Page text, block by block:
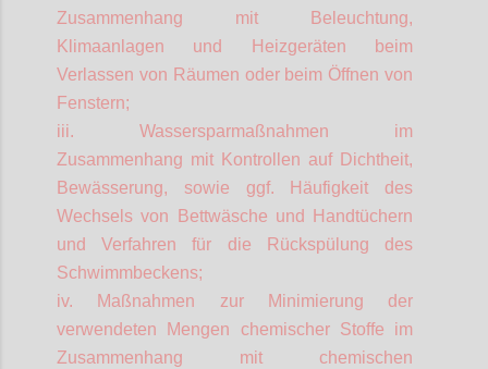
Zusammenhang mit Beleuchtung,
Klimaanlagen und Heizgeräten beim
Verlassen von Räumen oder beim Öffnen von
Fenstern;
iii. Wassersparmaßnahmen im
Zusammenhang mit Kontrollen auf Dichtheit,
Bewässerung, sowie ggf. Häufigkeit des
Wechsels von Bettwäsche und Handtüchern
und Verfahren für die Rückspülung des
Schwimmbeckens;
iv. Maßnahmen zur Minimierung der
verwendeten Mengen chemischer Stoffe im
Zusammenhang mit chemischen